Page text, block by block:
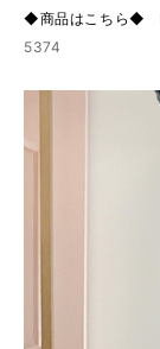
◆商品はこちら◆
5374